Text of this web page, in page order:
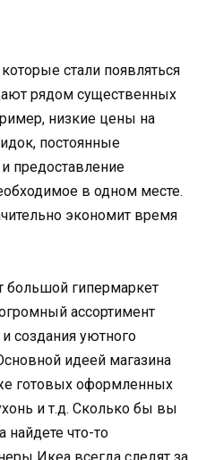
стали появляться
рядом существенных
низкие цены на
постоянные
предоставление
в одном месте.
экономит время
большой гипермаркет
ассортимент
создания уютного
идеей магазина
готовых оформленных
и т.д. Сколько бы вы
найдете что-то
Икеа всегда следят за